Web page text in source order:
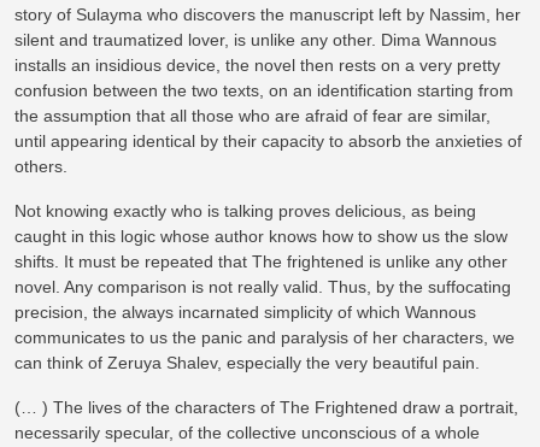
story of Sulayma who discovers the manuscript left by Nassim, her
silent and traumatized lover, is unlike any other. Dima Wannous
installs an insidious device, the novel then rests on a very pretty
confusion between the two texts, on an identification starting from
the assumption that all those who are afraid of fear are similar,
until appearing identical by their capacity to absorb the anxieties of
others.
Not knowing exactly who is talking proves delicious, as being
caught in this logic whose author knows how to show us the slow
shifts. It must be repeated that The frightened is unlike any other
novel. Any comparison is not really valid. Thus, by the suffocating
precision, the always incarnated simplicity of which Wannous
communicates to us the panic and paralysis of her characters, we
can think of Zeruya Shalev, especially the very beautiful pain.
(… ) The lives of the characters of The Frightened draw a portrait,
necessarily specular, of the collective unconscious of a whole